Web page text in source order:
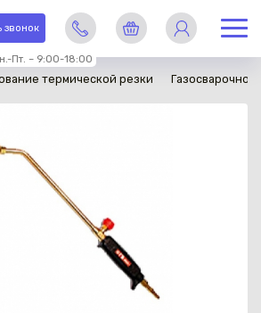
звонок
Пт. – 9:00-18:00
термической резки